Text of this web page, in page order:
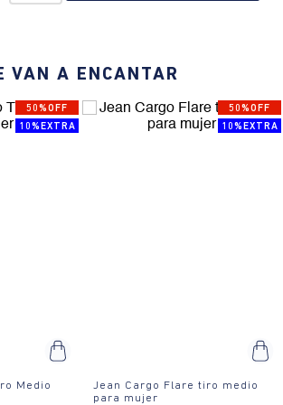
VAN A ENCANTAR
50%OFF
10%EXTRA
Medio
50%OFF
10%EXTRA
Jean Cargo Flare tiro medio
para mujer